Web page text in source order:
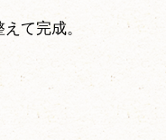
て完成。